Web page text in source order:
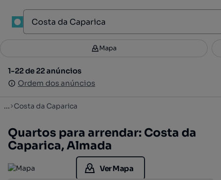
Filtros 3
1-22 de 22 anúncios
Ordem dos anúncios
Mapa
1-22 de 22 anúncios
Ordem dos anúncios
... Costa da Caparica
Quartos para arrendar: Costa da
Caparica, Almada
Ver Mapa